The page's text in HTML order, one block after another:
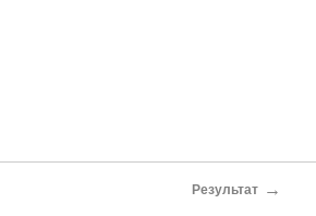
Результат →